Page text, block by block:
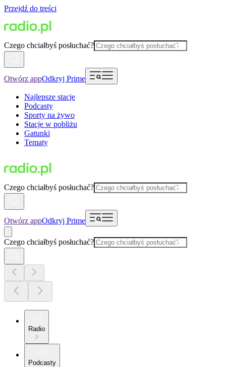
Przejdź do treści
Czego chciałbyś posłuchać?
Otwórz appOdkryj Prime
Najlepsze stacje
Podcasty
Sporty na żywo
Stacje w pobliżu
Gatunki
Tematy
Czego chciałbyś posłuchać?
Otwórz appOdkryj Prime
Czego chciałbyś posłuchać?
Radio
Podcasty